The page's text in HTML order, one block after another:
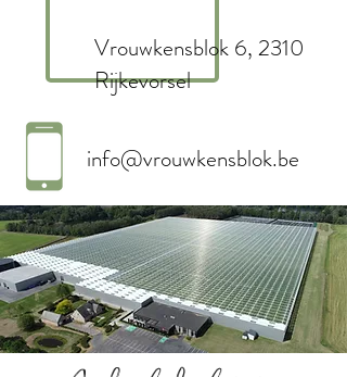
Vrouwkensblok 6, 2310
Rijkevorsel
info@vrouwkensblok.be